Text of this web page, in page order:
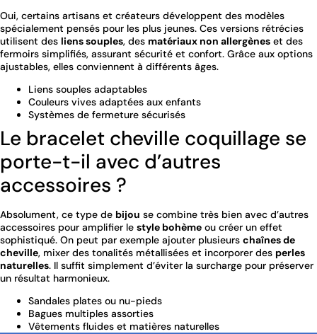
Oui, certains artisans et créateurs développent des modèles
spécialement pensés pour les plus jeunes. Ces versions rétrécies
utilisent des liens souples, des matériaux non allergènes et des
fermoirs simplifiés, assurant sécurité et confort. Grâce aux options
ajustables, elles conviennent à différents âges.
Liens souples adaptables
Couleurs vives adaptées aux enfants
Systèmes de fermeture sécurisés
Le bracelet cheville coquillage se
porte-t-il avec d’autres
accessoires ?
Absolument, ce type de bijou se combine très bien avec d’autres
accessoires pour amplifier le style bohème ou créer un effet
sophistiqué. On peut par exemple ajouter plusieurs chaînes de
cheville, mixer des tonalités métallisées et incorporer des perles
naturelles. Il suffit simplement d’éviter la surcharge pour préserver
un résultat harmonieux.
Sandales plates ou nu-pieds
Bagues multiples assorties
Vêtements fluides et matières naturelles